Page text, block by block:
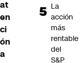
at
en
ci
ón
a
La
acción
más
rentable
del
S&P